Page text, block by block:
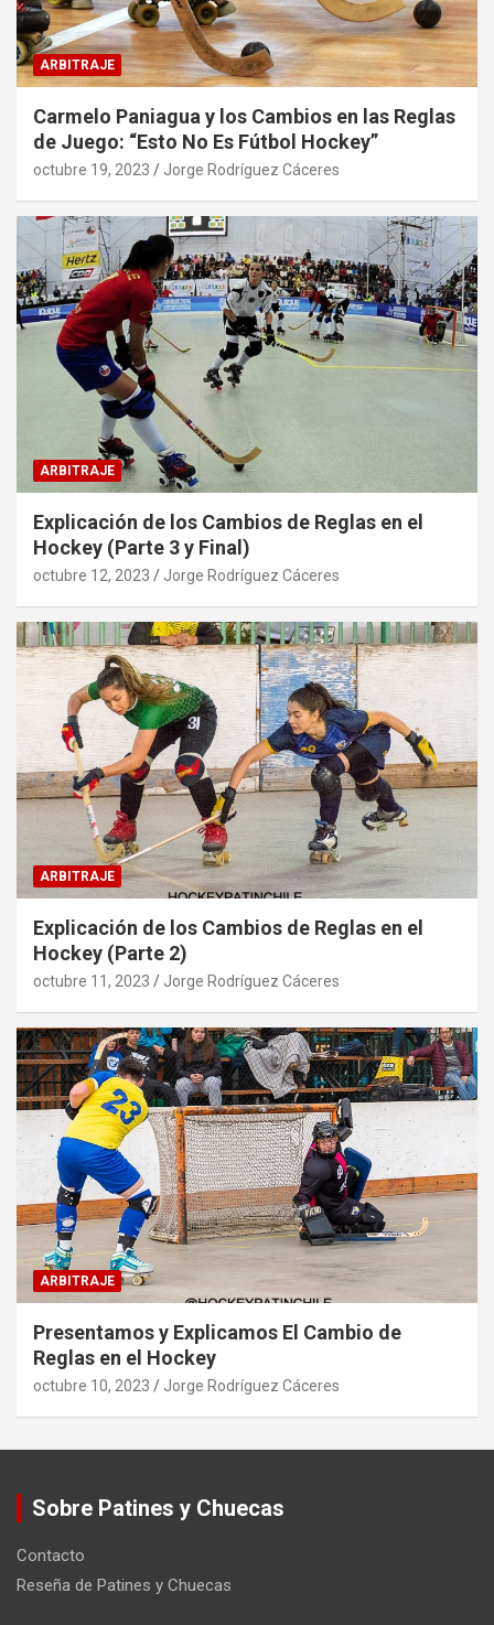
ARBITRAJE
Carmelo Paniagua y los Cambios en las Reglas
de Juego: “Esto No Es Fútbol Hockey”
octubre 19, 2023 Jorge Rodríguez Cáceres
ARBITRAJE
Explicación de los Cambios de Reglas en el
Hockey (Parte 3 y Final)
octubre 12, 2023 Jorge Rodríguez Cáceres
ARBITRAJE
Explicación de los Cambios de Reglas en el
Hockey (Parte 2)
octubre 11, 2023 Jorge Rodríguez Cáceres
ARBITRAJE
Presentamos y Explicamos El Cambio de
Reglas en el Hockey
octubre 10, 2023 Jorge Rodríguez Cáceres
Sobre Patines y Chuecas
Contacto
Reseña de Patines y Chuecas